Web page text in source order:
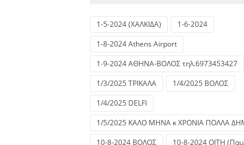
1-5-2024 (ΧΑΛΚΙΔΑ)
1-6-2024
1-8-2024 Athens Airport
1-9-2024 ΑΘΗΝΑ-ΒΟΛΟΣ τηλ.6973453427
1/3/2025 ΤΡΙΚΑΛΑ
1/4/2025 ΒΟΛΟΣ
1/4/2025 DELFI
1/5/2025 ΚΑΛΟ ΜΗΝΑ κ ΧΡΟΝΙΑ ΠΟΛΛΑ
10-8-2024 ΒΟΛΟΣ
10-8-2024 ΟΙΤΗ